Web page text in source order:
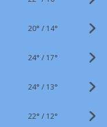
20° / 14°
24° / 17°
24° / 13°
22° / 12°